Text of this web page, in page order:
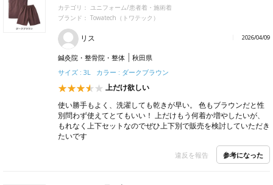
カテゴリ：
ユニフォーム/患者着・施術着
ブランド： Towatech（トワテック）
リス 2026/04/09
鍼灸院・整骨院・整体
秋田県
サイズ : 3L カラー : ダークブラウン
上だけ欲しい
使い勝手もよく、洗濯しても乾きが早い。 色もブラウンだと性
別問わず使えてとてもいい！ 上だけもう何着か増やしたいが、
もれなく上下セットなのでぜひ上下別で販売を検討していただき
たいです
違反を報告 参考になった